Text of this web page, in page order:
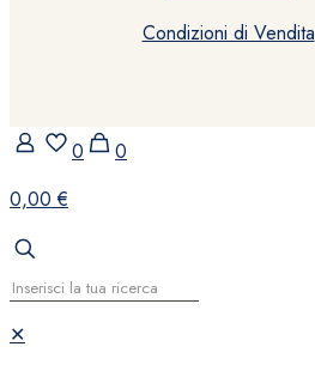
Condizioni di Vendita
0
0
0,00 €
✕